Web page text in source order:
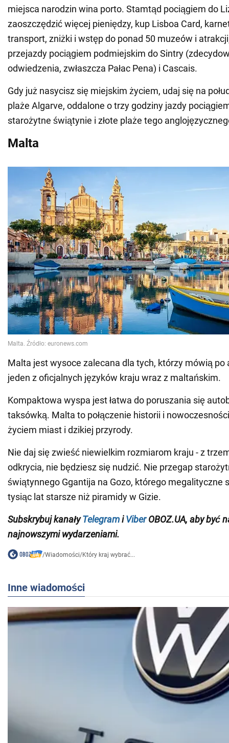
miejsca narodzin wina porto. Stamtąd pociągiem do
zaoszczędzić więcej pieniędzy, kup Lisboa Card,
transport, zniżki i wstęp do ponad 50 muzeów i
przejazdy pociągiem podmiejskim do Sintry
odwiedzenia, zwłaszcza Pałac Pena) i Cascais.
Gdy już nasycisz się miejskim życiem, udaj się na
plaże Algarve, oddalone o trzy godziny jazdy
starożytne świątynie i złote plaże tego
Malta
Malta jest wysoce zalecana dla tych, którzy mówią po
jeden z oficjalnych języków kraju wraz z maltańskim.
Kompaktowa wyspa jest łatwa do poruszania się
taksówką. Malta to połączenie historii i
życiem miast i dzikiej przyrody.
Nie daj się zwieść niewielkim rozmiarom kraju - z
odkrycia, nie będziesz się nudzić. Nie przegap
świątynnego Ggantija na Gozo, którego megalityczne
tysiąc lat starsze niż piramidy w Gizie.
SubskrybujkanałyTelegramiViberOBOZ.UA, aby być
najnowszymi wydarzeniami.
/Wiadomości/Który kraj wybrać...
Inne wiadomości